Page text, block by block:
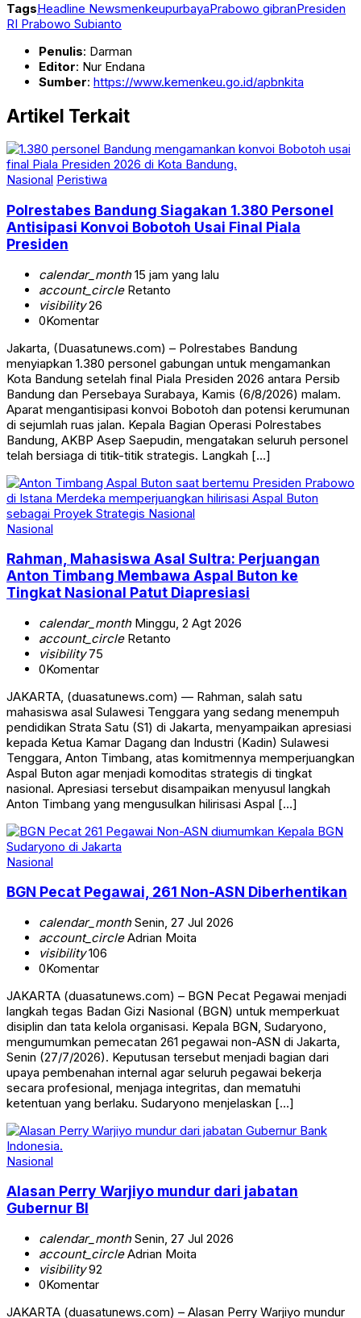
TagsHeadline NewsmenkeupurbayaPrabowo gibranPresiden
RI Prabowo Subianto
Penulis: Darman
Editor: Nur Endana
Sumber: https://www.kemenkeu.go.id/apbnkita
Artikel Terkait
Nasional Peristiwa
Polrestabes Bandung Siagakan 1.380 Personel
Antisipasi Konvoi Bobotoh Usai Final Piala
Presiden
calendar_month15 jam yang lalu
account_circleRetanto
visibility26
0Komentar
Jakarta, (Duasatunews.com) – Polrestabes Bandung
menyiapkan 1.380 personel gabungan untuk mengamankan
Kota Bandung setelah final Piala Presiden 2026 antara Persib
Bandung dan Persebaya Surabaya, Kamis (6/8/2026) malam.
Aparat mengantisipasi konvoi Bobotoh dan potensi kerumunan
di sejumlah ruas jalan. Kepala Bagian Operasi Polrestabes
Bandung, AKBP Asep Saepudin, mengatakan seluruh personel
telah bersiaga di titik-titik strategis. Langkah […]
Nasional
Rahman, Mahasiswa Asal Sultra: Perjuangan
Anton Timbang Membawa Aspal Buton ke
Tingkat Nasional Patut Diapresiasi
calendar_monthMinggu, 2 Agt 2026
account_circleRetanto
visibility75
0Komentar
JAKARTA, (duasatunews.com) — Rahman, salah satu
mahasiswa asal Sulawesi Tenggara yang sedang menempuh
pendidikan Strata Satu (S1) di Jakarta, menyampaikan apresiasi
kepada Ketua Kamar Dagang dan Industri (Kadin) Sulawesi
Tenggara, Anton Timbang, atas komitmennya memperjuangkan
Aspal Buton agar menjadi komoditas strategis di tingkat
nasional. Apresiasi tersebut disampaikan menyusul langkah
Anton Timbang yang mengusulkan hilirisasi Aspal […]
Nasional
BGN Pecat Pegawai, 261 Non-ASN Diberhentikan
calendar_monthSenin, 27 Jul 2026
account_circleAdrian Moita
visibility106
0Komentar
JAKARTA (duasatunews.com) – BGN Pecat Pegawai menjadi
langkah tegas Badan Gizi Nasional (BGN) untuk memperkuat
disiplin dan tata kelola organisasi. Kepala BGN, Sudaryono,
mengumumkan pemecatan 261 pegawai non-ASN di Jakarta,
Senin (27/7/2026). Keputusan tersebut menjadi bagian dari
upaya pembenahan internal agar seluruh pegawai bekerja
secara profesional, menjaga integritas, dan mematuhi
ketentuan yang berlaku. Sudaryono menjelaskan […]
Nasional
Alasan Perry Warjiyo mundur dari jabatan
Gubernur BI
calendar_monthSenin, 27 Jul 2026
account_circleAdrian Moita
visibility92
0Komentar
JAKARTA (duasatunews.com) – Alasan Perry Warjiyo mundur